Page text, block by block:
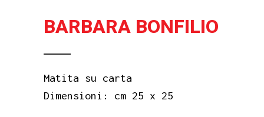
BARBARA BONFILIO
Matita su carta
Dimensioni: cm 25 x 25